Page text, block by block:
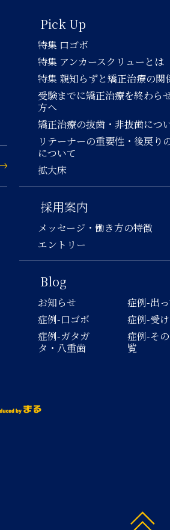
Pick Up
特集 口ゴボ
特集 アンカースクリューとは
特集 親知らずと矯正治療の関
受験までに矯正治療を終わら
方へ
矯正治療の抜歯・非抜歯につ
リテーナーの重要性・後戻り
について
拡大床
採用案内
メッセージ・働き方の特徴
エントリー
Blog
お知らせ
症例-口ゴボ
症例-ガタガ
タ・八重歯
症例-出
症例-受
症例-そ
覧